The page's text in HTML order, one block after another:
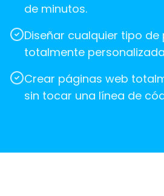
de minutos.
Diseñar cualquier tipo de
totalmente
Crear páginas web
sin tocar una línea de